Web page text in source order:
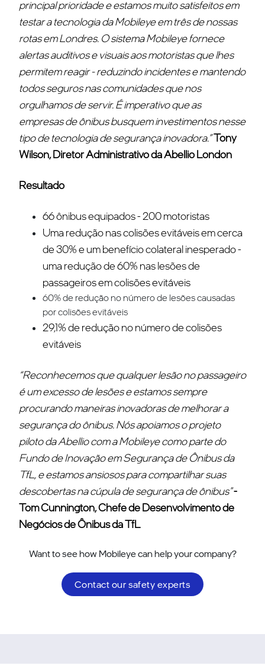
principal prioridade e estamos muito satisfeitos em
testar a tecnologia da Mobileye em três de nossas
rotas em Londres. O sistema Mobileye fornece
alertas auditivos e visuais aos motoristas que lhes
permitem reagir - reduzindo incidentes e mantendo
todos seguros nas comunidades que nos
orgulhamos de servir. É imperativo que as
empresas de ônibus busquem investimentos nesse
tipo de tecnologia de segurança inovadora.”Tony
Wilson, Diretor Administrativo da Abellio London
Resultado
66 ônibus equipados - 200 motoristas
Uma redução nas colisões evitáveis em cerca
de 30% e um benefício colateral inesperado -
uma redução de 60% nas lesões de
passageiros em colisões evitáveis
60% de redução no número de lesões causadas
por colisões evitáveis
29,1% de redução no número de colisões
evitáveis
“Reconhecemos que qualquer lesão no passageiro
é um excesso de lesões e estamos sempre
procurando maneiras inovadoras de melhorar a
segurança do ônibus. Nós apoiamos o projeto
piloto da Abellio com a Mobileye como parte do
Fundo de Inovação em Segurança de Ônibus da
TfL, e estamos ansiosos para compartilhar suas
descobertas na cúpula de segurança de ônibus"-
Tom Cunnington, Chefe de Desenvolvimento de
Negócios de Ônibus da TfL
Want to see how Mobileye can help your company?
Contact our safety experts